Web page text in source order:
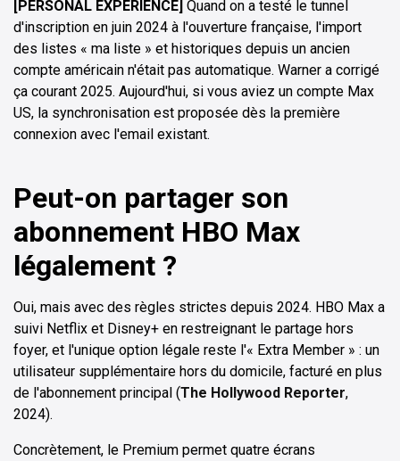
[PERSONAL EXPERIENCE] Quand on a testé le tunnel
d'inscription en juin 2024 à l'ouverture française, l'import
des listes « ma liste » et historiques depuis un ancien
compte américain n'était pas automatique. Warner a corrigé
ça courant 2025. Aujourd'hui, si vous aviez un compte Max
US, la synchronisation est proposée dès la première
connexion avec l'email existant.
Peut-on partager son
abonnement HBO Max
légalement ?
Oui, mais avec des règles strictes depuis 2024. HBO Max a
suivi Netflix et Disney+ en restreignant le partage hors
foyer, et l'unique option légale reste l'« Extra Member » : un
utilisateur supplémentaire hors du domicile, facturé en plus
de l'abonnement principal (The Hollywood Reporter,
2024).
Concrètement, le Premium permet quatre écrans